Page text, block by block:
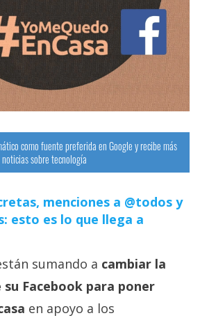
como fuente preferida en Google y recibe más
noticias sobre tecnología
menciones a @todos y
esto es lo que llega a
sumando a cambiar la
Facebook para poner
en apoyo a los